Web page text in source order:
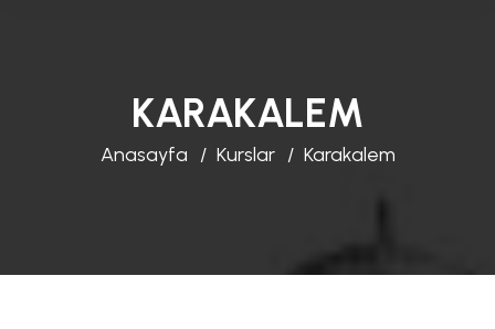
KARAKALEM
Anasayfa Kurslar Karakalem